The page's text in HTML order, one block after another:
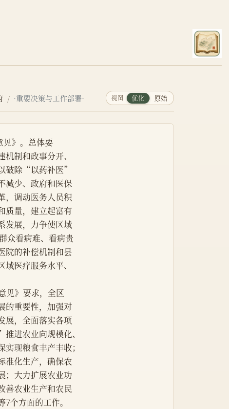
·重要决策与工作部署· 视图 优化 原始
见》。总体要
制和政事分开、
破除“以药补医”
减少、政府和医保
，调动医务人员积
质量，建立起富有
发展，力争使区域
众看病难、看病贵
院的补偿机制和县
医疗服务水平、
见》要求，全区
的重要性，加强对
展，全面落实各项
进农业向规模化、
实现粮食丰产丰收；
准化生产，确保农
；大力扩展农业功
善农业生产和农民
个方面的工作。